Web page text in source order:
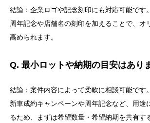
結論：企業ロゴや記念刻印にも対応可能です。
周年記念や店舗名の刻印を加えることで、オ
高められます。
Q. 最小ロットや納期の目安はあり
結論：案件内容によって柔軟に相談可能です。
新車成約キャンペーンや周年記念など、用途
るため、まずは希望数量・希望納期を共有す